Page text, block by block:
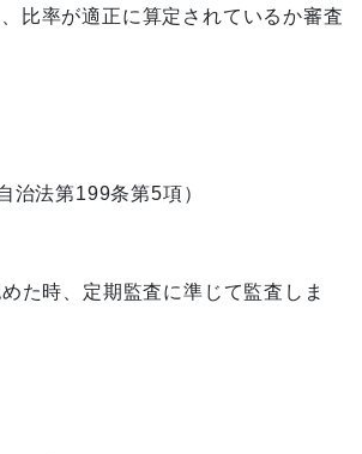
比率が適正に算定されているか審査
治法第199条第5項）
た時、定期監査に準じて監査しま